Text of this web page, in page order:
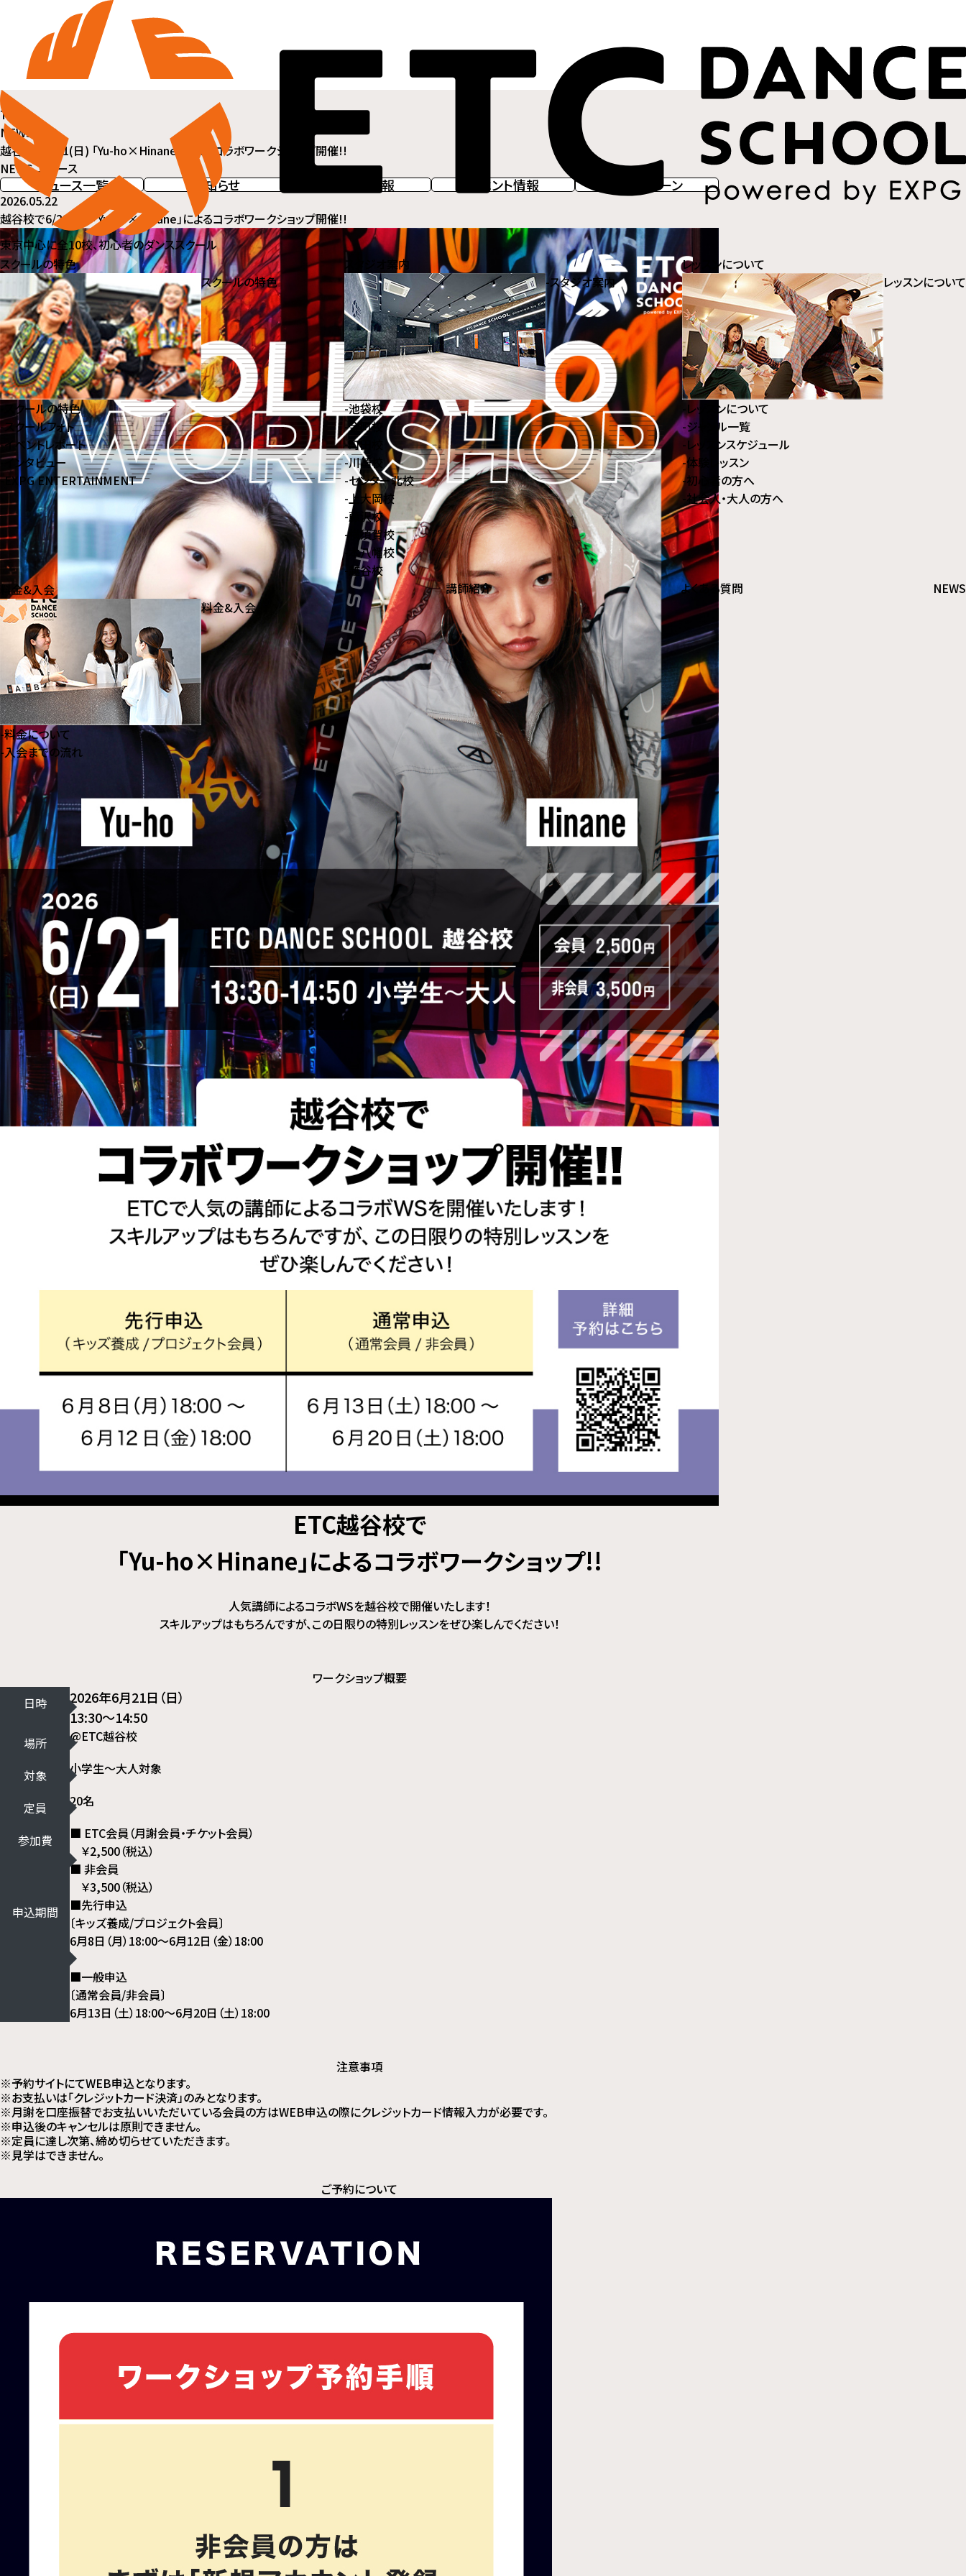
東京中心に全10校、初心者のダンススクール
スクールの特色
スクールの特色
- スクールの特色
-スクールフォト
-イベントレポート
-インタビュー
-EXPG ENTERTAINMENT
スタジオ案内
-スタジオ案内
-池袋校
-金町校
-町田校
-川崎校
-センター北校
-上大岡校
-藤沢校
-横須賀校
-
本八幡校
- 越谷校
レッスンについて
レッスンについて
-レッスンについて
-ジャンル⼀覧
-レッスンスケジュール
-体験レッスン
-初⼼者の⽅へ
-社会⼈・⼤⼈の⽅へ
料金&入会
料金&入会
-料⾦について
-⼊会までの流れ
講師紹介 よくある質問 NEWS
TOP
NEWS一覧
越谷校で6/21(日) 「Yu-ho×Hinane」によるコラボワークショップ開催!!
NEWSニュース
ニュース一覧 お知らせ レッスン情報 イベント情報 キャンペーン
2026.05.22
越谷校で6/21(日) 「Yu-ho×Hinane」によるコラボワークショップ開催!!
ETC越谷校で
「Yu-ho×Hinane」によるコラボワークショップ!!
人気講師によるコラボWSを越谷校で開催いたします！
スキルアップはもちろんですが、この日限りの特別レッスンをぜひ楽しんでください！
ワークショップ概要
日時
2026年6月21日（日）
13:30～14:50
場所 @ETC越谷校
対象 小学生～大人対象
定員 20名
参加費
■ ETC会員（月謝会員・チケット会員）
￥2,500（税込）
■ 非会員
￥3,500（税込）
申込期間
■先行申込
〔キッズ養成/プロジェクト会員〕
6月8日（月）18:00～6月12日（金）18:00
■一般申込
〔通常会員/非会員〕
6月13日（土）18:00～6月20日（土）18:00
注意事項
※予約サイトにてWEB申込となります。
※お支払いは「クレジットカード決済」のみとなります。
※月謝を口座振替でお支払いいただいている会員の方はWEB申込の際にクレジットカード情報入力が必要です。
※申込後のキャンセルは原則できません。
※定員に達し次第、締め切らせていただきます。
※見学はできません。
ご予約について